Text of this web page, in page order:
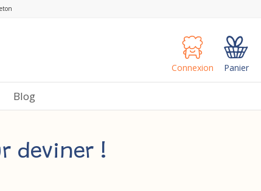
Connexion Panier
Blog
deviner !